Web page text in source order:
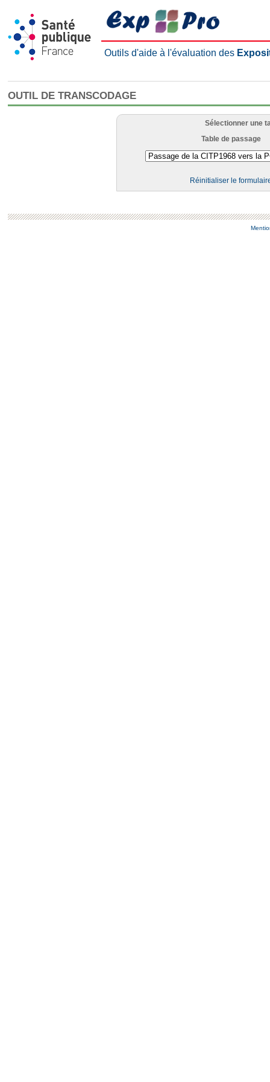
Outils d'aide à l'évaluation des
OUTIL DE TRANSCODAGE
Sélectionner une
Table de passage
Réinitialiser le